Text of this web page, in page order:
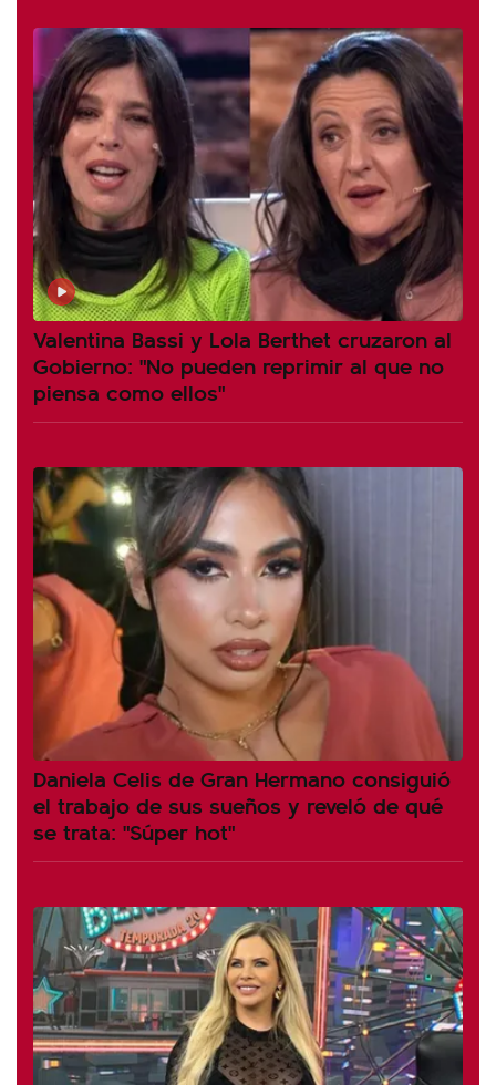
Valentina Bassi y Lola Berthet cruzaron al
Gobierno: "No pueden reprimir al que no
piensa como ellos"
Daniela Celis de Gran Hermano consiguió
el trabajo de sus sueños y reveló de qué
se trata: "Súper hot"